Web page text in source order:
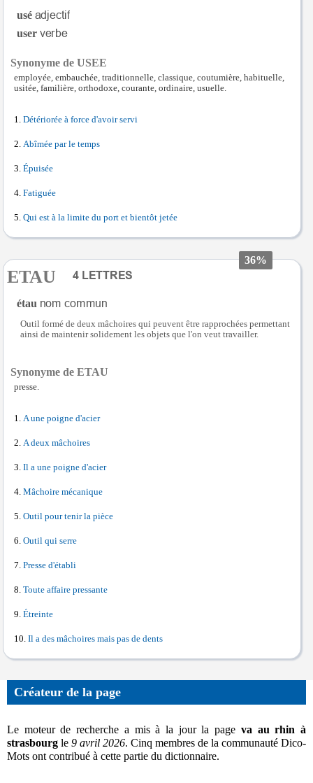
usé
user
Synonyme de USEE
employée, embauchée, traditionnelle, classique, coutumière, habituelle,
usitée, familière, orthodoxe, courante, ordinaire, usuelle.
Détériorée à force d'avoir servi
Abîmée par le temps
Épuisée
Fatiguée
Qui est à la limite du port et bientôt jetée
36%
ETAU
étau
Outil formé de deux mâchoires qui peuvent être rapprochées permettant
ainsi de maintenir solidement les objets que l'on veut travailler.
Synonyme de ETAU
presse.
A une poigne d'acier
A deux mâchoires
Il a une poigne d'acier
Mâchoire mécanique
Outil pour tenir la pièce
Outil qui serre
Presse d'établi
Toute affaire pressante
Étreinte
Il a des mâchoires mais pas de dents
Créateur de la page
Le moteur de recherche a mis à la jour la page va au rhin à
strasbourg le 9 avril 2026. Cinq membres de la communauté Dico-
Mots ont contribué à cette partie du dictionnaire.